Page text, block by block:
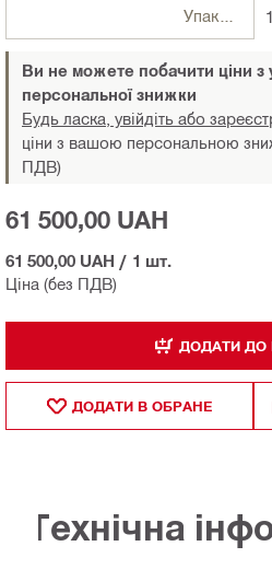
Упаковки 1
Ви не можете побачити ціни з
персональної знижки
Будь ласка, увійдіть або
ціни з вашою персональною
ПДВ)
Ціна (без ПДВ)
61 500,00 UAH
61 500,00 UAH / 1 шт.
ДОДАТИ
ДОДАТИ В ОБРАНЕ
Технічна